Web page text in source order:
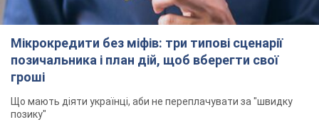
Мікрокредити без міфів: три типові сценарії
позичальника і план дій, щоб вберегти свої
гроші
Що мають діяти українці, аби не переплачувати за "швидку
позику"